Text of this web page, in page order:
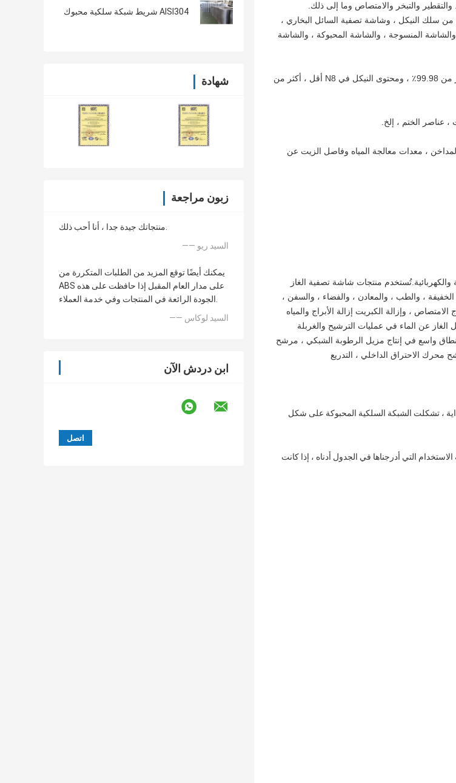
AISI304 شريط شبكة سلكية محبوك
شهادة
زبون مراجعة
منتجاتك جيدة جدا ، أنا أحب ذلك.
—— السيد ريو
يمكنك أيضًا توقع المزيد من الطلبات المتكررة من
ABS على مدار العام المقبل إذا حافظت على هذه
الجودة الرائعة في المنتجات وفي خدمة العملاء.
—— السيد لوكاس
ابن دردش الآن
والتبخر والامتصاص وما إلى ذلك.
سلك النيكل ، وشاشة تصفية السائل البخاري ،
المنسوجة ، والشاشة المحبوكة ، والشاشة
: محتوى النيكل الرئيسي لمادة N6 أكثر من 99.5٪ ، نقاوة النيكل لـ N2 أعلى ، أكثر من 99.98٪ ، ومحتوى النيكل في N8 أقل ، أكثر من
عناصر الختم ، إلخ.
المداخن ، معدات معالجة المياه وفاصل الزيت عن
منتجات شاشة تصفية الغاز
، والطب ، والمعادن ، والفضاء ، والسفن ،
، وإزالة الكبريت إزالة الأبراج والمياه
الغاز عن الماء في عمليات الترشيح والغربلة
نطاق واسع في إنتاج مزيل الرطوبة الشبكي ، مرشح
محرك الاحتراق الداخلي ، التدريع
، تشكلت الشبكة السلكية المحبوكة على شكل
التي أدرجناها في الجدول أدناه ، إذا كانت